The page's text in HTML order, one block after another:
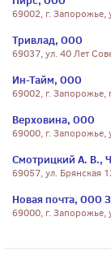
69002, г. Запорожье,
Тривлад, ООО
69037, ул. 40 Лет
Ин-Тайм, ООО
69002, г. Запорожье,
Верховина, ООО
69000, г. Запорожье,
Смотрицкий А. В.,
69057, ул. Брянская
Новая почта, ООО
69000, г. Запорожье,